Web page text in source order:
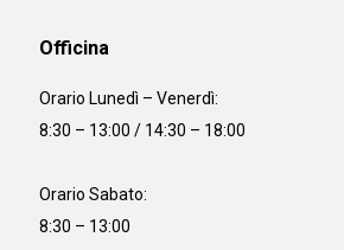
Officina
Orario Lunedì – Venerdì:
8:30 – 13:00 / 14:30 – 18:00
Orario Sabato:
8:30 – 13:00